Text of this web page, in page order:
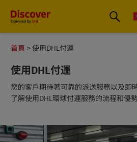
首頁 使用DHL付運
使用DHL付運
您的客戶期待著可靠的派送服務以及即
了解使用DHL環球付運服務的流程和優勢